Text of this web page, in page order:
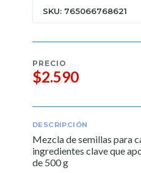
SKU: 765066768621
PRECIO
$2.590
DESCRIPCIÓN
Mezcla de semillas para
ingredientes clave que
de 500 g